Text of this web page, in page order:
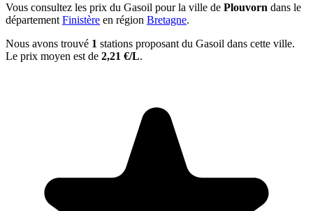
Vous consultez les prix du Gasoil pour la ville de Plouvorn dans le
département Finistère en région Bretagne.
Nous avons trouvé 1 stations proposant du Gasoil dans cette ville.
Le prix moyen est de 2,21 €/L.